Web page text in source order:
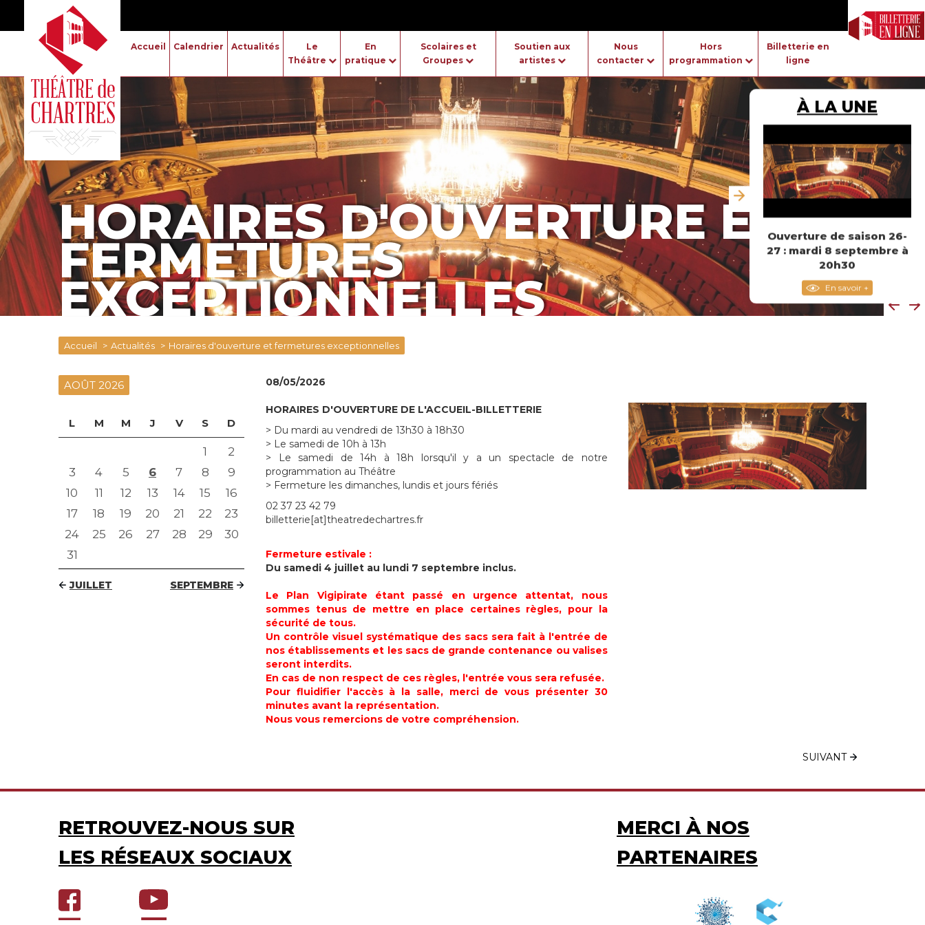
Accueil Calendrier Actualités
Le
Théâtre
En
pratique
Scolaires et
Groupes
Soutien aux
artistes
Nous
contacter
Hors
programmation
Billetterie en
ligne
À LA UNE
Ouverture de saison 26-
27 : mardi 8 septembre à
20h30
En savoir +
HORAIRES D'OUVERTURE ET
FERMETURES
EXCEPTIONNELLES
Accueil Actualités Horaires d'ouverture et fermetures exceptionnelles
08/05/2026
HORAIRES D'OUVERTURE DE L'ACCUEIL-BILLETTERIE
> Du mardi au vendredi de 13h30 à 18h30
> Le samedi de 10h à 13h
> Le samedi de 14h à 18h lorsqu'il y a un spectacle de notre
programmation au Théâtre
> Fermeture les dimanches, lundis et jours fériés
02 37 23 42 79
billetterie[at]theatredechartres.fr
Fermeture estivale :
Du samedi 4 juillet au lundi 7 septembre inclus.
Le Plan Vigipirate étant passé en urgence attentat, nous
sommes tenus de mettre en place certaines règles, pour la
sécurité de tous.
Un contrôle visuel systématique des sacs sera fait à l'entrée de
nos établissements et les sacs de grande contenance ou valises
seront interdits.
En cas de non respect de ces règles, l'entrée vous sera refusée.
Pour fluidifier l'accès à la salle, merci de vous présenter 30
minutes avant la représentation.
Nous vous remercions de votre compréhension.
SUIVANT
AOÛT 2026
L M M J V S D
1
2
3
4 5 6 7 8
9
10
11 12 13 14 15
16
17
18 19 20 21 22
23
24
25 26 27 28 29
30
31
JUILLET SEPTEMBRE
RETROUVEZ-NOUS SUR
LES RÉSEAUX SOCIAUX
MERCI À NOS
PARTENAIRES